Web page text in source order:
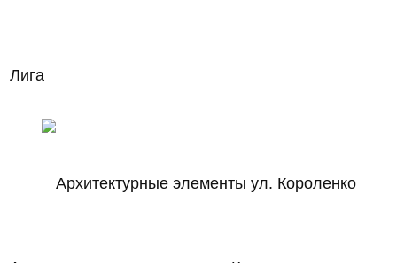
Лига